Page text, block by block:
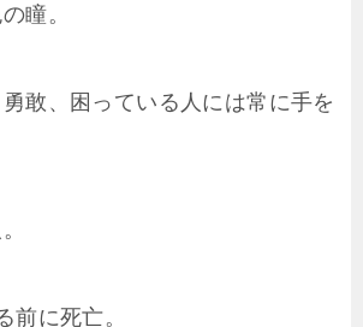
瞳。
敢、困っている人には常に手を
前に死亡。